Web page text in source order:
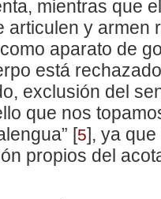
mientras que
articulen y armen
aparato de
está
exclusión del
que nos
[5] , ya
propios del